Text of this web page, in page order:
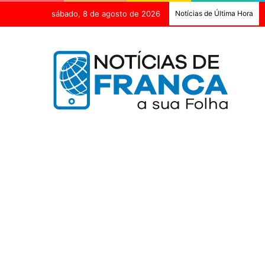
sábado, 8 de agosto de 2026 Notícias de Última Hora